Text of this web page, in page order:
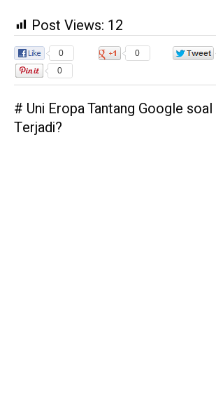
Post Views: 12
0 0
0
# Uni Eropa Tantang Google
Terjadi?